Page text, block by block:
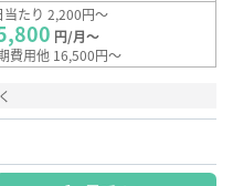
当たり 2,200円～
円/月～
費用他 16,500円～